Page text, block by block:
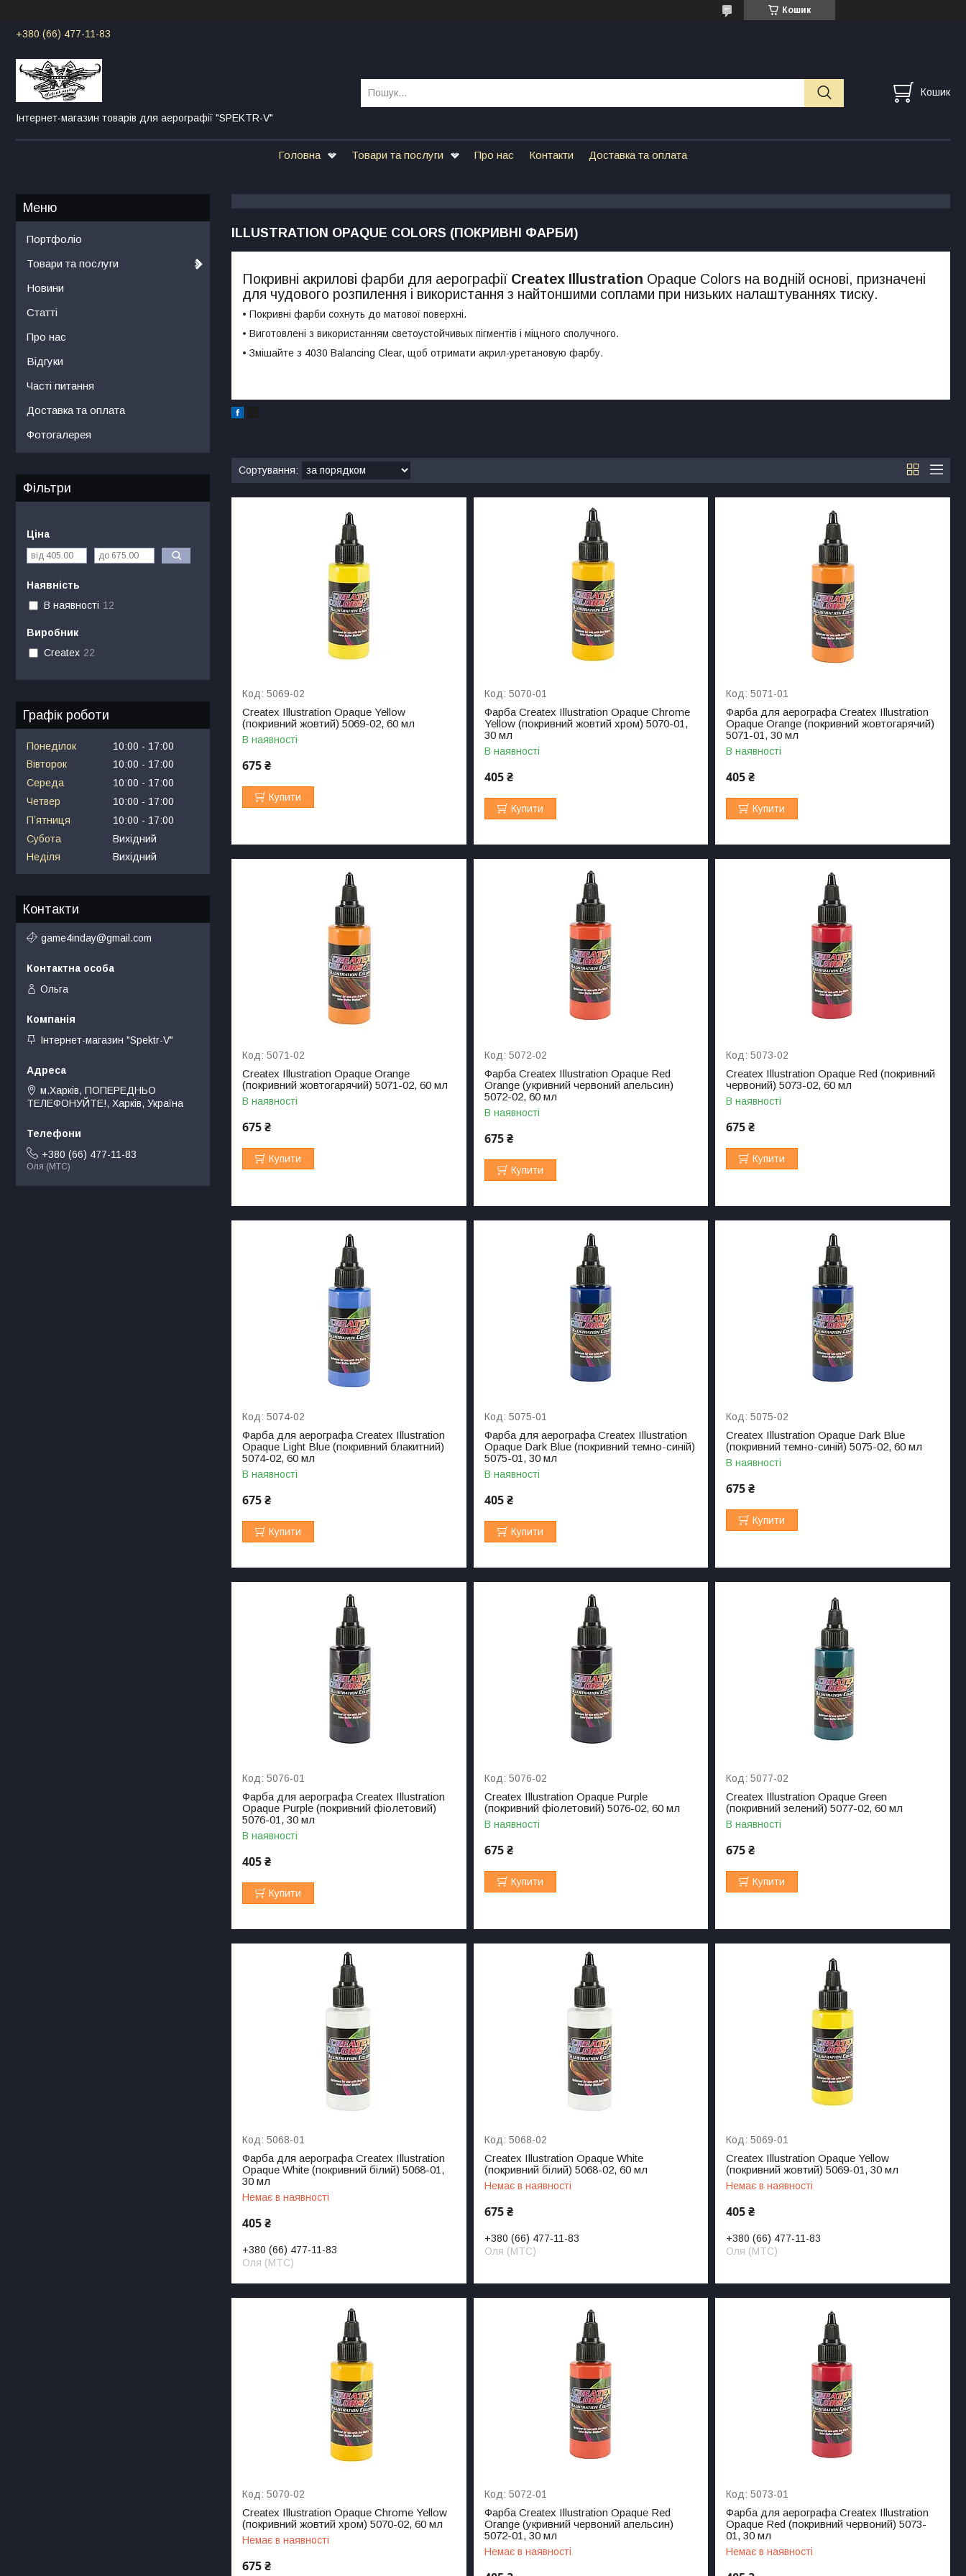
Кошик
+380 (66) 477-11-83
Інтернет-магазин товарів для аерографії "SPEKTR-V"
Кошик
Головна Товари та послуги Про нас Контакти Доставка та оплата
ILLUSTRATION OPAQUE COLORS (ПОКРИВНІ ФАРБИ)
Покривні акрилові фарби для аерографії Createx Illustration Opaque Colors на водній основі, призначені
для чудового розпилення і використання з найтоншими соплами при низьких налаштуваннях тиску.
• Покривні фарби сохнуть до матової поверхні.
• Виготовлені з використанням светоустойчивых пігментів і міцного сполучного.
• Змішайте з 4030 Balancing Clear, щоб отримати акрил-уретановую фарбу.
5069-02
Createx Illustration Opaque Yellow
(покривний жовтий) 5069-02, 60 мл
В наявності
675 ₴
Купити
5070-01
Фарба Createx Illustration Opaque Chrome
Yellow (покривний жовтий хром) 5070-01,
30 мл
В наявності
405 ₴
Купити
5071-01
Фарба для аерографа Createx Illustration
Opaque Orange (покривний жовтогарячий)
5071-01, 30 мл
В наявності
405 ₴
Купити
5071-02
Createx Illustration Opaque Orange
(покривний жовтогарячий) 5071-02, 60 мл
В наявності
675 ₴
Купити
5072-02
Фарба Createx Illustration Opaque Red
Orange (укривний червоний апельсин)
5072-02, 60 мл
В наявності
675 ₴
Купити
5073-02
Createx Illustration Opaque Red (покривний
червоний) 5073-02, 60 мл
В наявності
675 ₴
Купити
5074-02
Фарба для аерографа Createx Illustration
Opaque Light Blue (покривний блакитний)
5074-02, 60 мл
В наявності
675 ₴
Купити
5075-01
Фарба для аерографа Createx Illustration
Opaque Dark Blue (покривний темно-синій)
5075-01, 30 мл
В наявності
405 ₴
Купити
5075-02
Createx Illustration Opaque Dark Blue
(покривний темно-синій) 5075-02, 60 мл
В наявності
675 ₴
Купити
5076-01
Фарба для аерографа Createx Illustration
Opaque Purple (покривний фіолетовий)
5076-01, 30 мл
В наявності
405 ₴
Купити
5076-02
Createx Illustration Opaque Purple
(покривний фіолетовий) 5076-02, 60 мл
В наявності
675 ₴
Купити
5077-02
Createx Illustration Opaque Green
(покривний зелений) 5077-02, 60 мл
В наявності
675 ₴
Купити
5068-01
Фарба для аерографа Createx Illustration
Opaque White (покривний білий) 5068-01,
30 мл
Немає в наявності
405 ₴
+380 (66) 477-11-83
Оля (МТС)
5068-02
Createx Illustration Opaque White
(покривний білий) 5068-02, 60 мл
Немає в наявності
675 ₴
+380 (66) 477-11-83
Оля (МТС)
5069-01
Createx Illustration Opaque Yellow
(покривний жовтий) 5069-01, 30 мл
Немає в наявності
405 ₴
+380 (66) 477-11-83
Оля (МТС)
5070-02
Createx Illustration Opaque Chrome Yellow
(покривний жовтий хром) 5070-02, 60 мл
Немає в наявності
675 ₴
5072-01
Фарба Createx Illustration Opaque Red
Orange (укривний червоний апельсин)
5072-01, 30 мл
Немає в наявності
5073-01
Фарба для аерографа Createx Illustration
Opaque Red (покривний червоний) 5073-
01, 30 мл
Немає в наявності
Портфоліо
Товари та послуги
Новини
Статті
Про нас
Відгуки
Часті питання
Доставка та оплата
Фотогалерея
Фільтри
Ціна
Наявність
В наявності 12
Виробник
Createx 22
Графік роботи
Понеділок 10:00
17:00
Вівторок
10:00
17:00
Середа
10:00
17:00
Четвер
10:00
17:00
Пʼятниця
10:00
17:00
Субота
Вихідний
Неділя
Вихідний
Контакти
game4inday@gmail.com
Ольга
Інтернет-магазин "Spektr-V"
м.Харків, ПОПЕРЕДНЬО
ТЕЛЕФОНУЙТЕ!, Харків, Україна
+380 (66) 477-11-83
Оля (МТС)